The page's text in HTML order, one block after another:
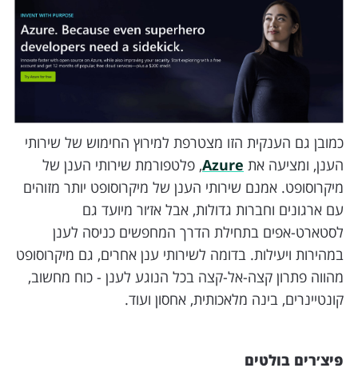
כמובן גם הענקית הזו מצטרפת למירוץ החימוש של שירותי
הענן, ומציעה את Azure, פלטפורמת שירותי הענן של
מיקרוסופט. אמנם שירותי הענן של מיקרוסופט יותר מזוהים
עם ארגונים וחברות גדולות, אבל אז׳ור מיועד גם
לסטארט-אפים בתחילת הדרך המחפשים כניסה לענן
במהירות ויעילות. בדומה לשירותי ענן אחרים, גם מיקרוסופט
מהווה פתרון קצה-אל-קצה בכל הנוגע לענן - כוח מחשוב,
קונטיינרים, בינה מלאכותית, אחסון ועוד.
פיצ׳רים בולטים